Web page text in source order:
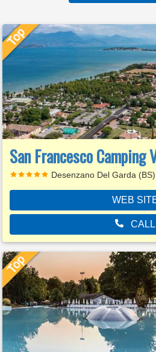
San Francesco Camping
Desenzano Del Garda (BS)
WEB
CALL